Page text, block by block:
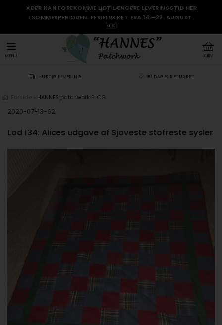
☀️DER KAN FOREKOMME LIDT LÆNGERE LEVERINGSTID HER
I SOMMERPERIODEN. FERIELUKKET FRA 14.–22. AUGUST.
🇩🇰
KURV
MENU
HURTIG LEVERING 30 DAGES RETURRET
HANNES patchwork BLOG
2020-07-13-62
Lod 134: Alices udgave af Sjoveste stofreste sysler